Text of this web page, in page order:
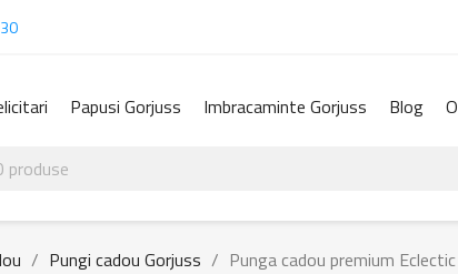
Papusi Gorjuss Imbracaminte Gorjuss Blog
Pungi cadou Gorjuss Punga cadou premium